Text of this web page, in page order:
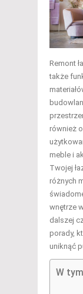
Remont
także
również
meble i
Twojej
różnych
wnętrze
dalszej
porady,
uniknąć
W